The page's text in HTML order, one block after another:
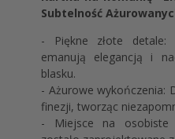
Subtelność
- Piękne złote detale:
emanują elegancją i
blasku.
- Ażurowe wykończenia:
finezji, tworząc
- Miejsce na osobiste